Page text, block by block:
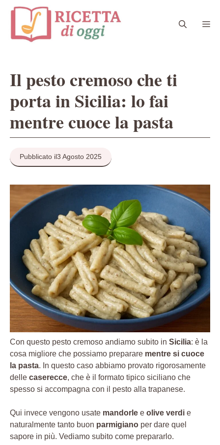
contenuto
Il pesto cremoso che ti
porta in Sicilia: lo fai
mentre cuoce la pasta
Pubblicato il3 Agosto 2025
Con questo pesto cremoso andiamo subito in Sicilia: è la
cosa migliore che possiamo preparare mentre si cuoce
la pasta. In questo caso abbiamo provato rigorosamente
delle caserecce, che è il formato tipico siciliano che
spesso si accompagna con il pesto alla trapanese.
Qui invece vengono usate mandorle e olive verdi e
naturalmente tanto buon parmigiano per dare quel
sapore in più. Vediamo subito come prepararlo.